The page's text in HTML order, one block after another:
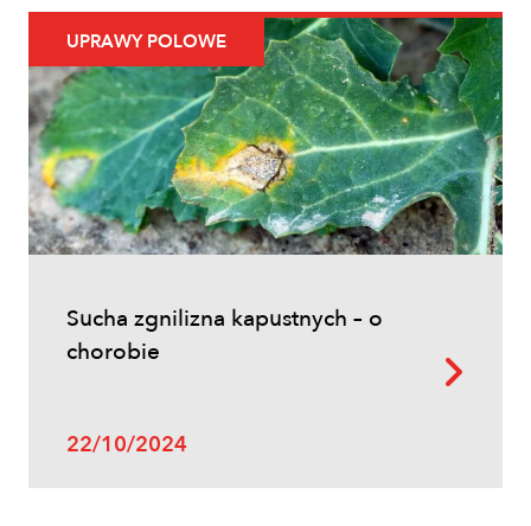
UPRAWY POLOWE
Sucha zgnilizna kapustnych – o
chorobie
22/10/2024